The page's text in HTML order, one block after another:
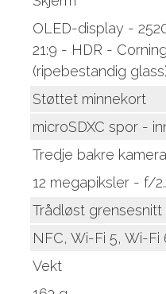
OLED-display -
21:9 - HDR -
(ripebestandig
Støttet minnekort
microSDXC spor -
Tredje bakre kamera
12 megapiksler - f/
Trådløst grensesnitt
NFC, Wi-Fi 5, Wi-
Vekt